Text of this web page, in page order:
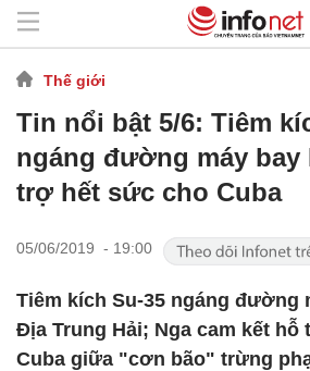
Thế giới
Tin nổi bật 5/6: Tiêm
ngáng đường máy bay
trợ hết sức cho Cuba
05/06/2019 - 19:00
Tiêm kích Su-35 ngáng đường
Địa Trung Hải; Nga cam kết
Cuba giữa "cơn bão" trừng